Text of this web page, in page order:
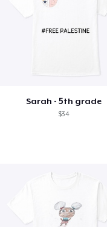
Sarah - 5th grade
$34